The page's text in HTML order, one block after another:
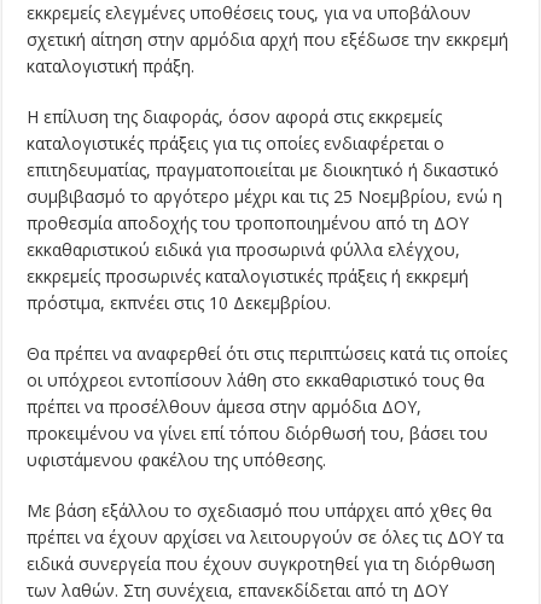
εκκρεμείς ελεγμένες υποθέσεις τους, για να υποβάλουν
σχετική αίτηση στην αρμόδια αρχή που εξέδωσε την εκκρεμή
καταλογιστική πράξη.
Η επίλυση της διαφοράς, όσον αφορά στις εκκρεμείς
καταλογιστικές πράξεις για τις οποίες ενδιαφέρεται ο
επιτηδευματίας, πραγματοποιείται με διοικητικό ή δικαστικό
συμβιβασμό το αργότερο μέχρι και τις 25 Νοεμβρίου, ενώ η
προθεσμία αποδοχής του τροποποιημένου από τη ΔΟΥ
εκκαθαριστικού ειδικά για προσωρινά φύλλα ελέγχου,
εκκρεμείς προσωρινές καταλογιστικές πράξεις ή εκκρεμή
πρόστιμα, εκπνέει στις 10 Δεκεμβρίου.
Θα πρέπει να αναφερθεί ότι στις περιπτώσεις κατά τις οποίες
οι υπόχρεοι εντοπίσουν λάθη στο εκκαθαριστικό τους θα
πρέπει να προσέλθουν άμεσα στην αρμόδια ΔΟΥ,
προκειμένου να γίνει επί τόπου διόρθωσή του, βάσει του
υφιστάμενου φακέλου της υπόθεσης.
Με βάση εξάλλου το σχεδιασμό που υπάρχει από χθες θα
πρέπει να έχουν αρχίσει να λειτουργούν σε όλες τις ΔΟΥ τα
ειδικά συνεργεία που έχουν συγκροτηθεί για τη διόρθωση
των λαθών. Στη συνέχεια, επανεκδίδεται από τη ΔΟΥ